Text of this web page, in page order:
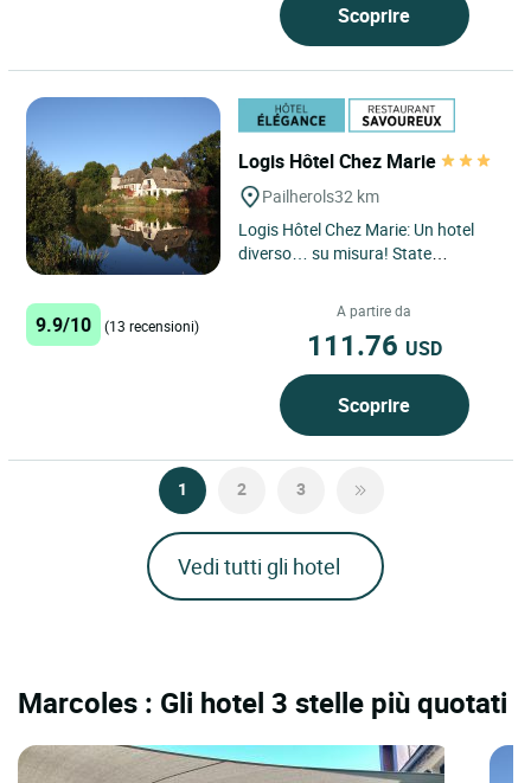
Scoprire
Logis Hôtel Chez Marie
Pailherols32 km
Logis Hôtel Chez Marie: Un hotel
diverso… su misura! State
camera? Benvenuti in una
9.9/10 (13 recensioni)
A partire da
111.76 USD
Scoprire
1 2 3
Vedi tutti gli hotel
Marcoles : Gli hotel 3 stelle più quotati